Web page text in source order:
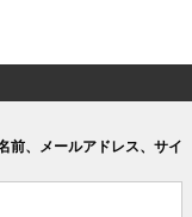
前、メールアドレス、サイ